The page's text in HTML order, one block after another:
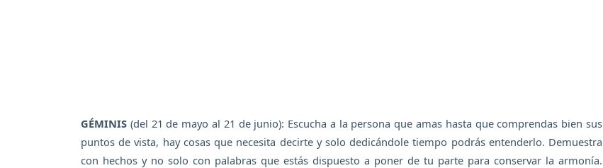
GÉMINIS (del 21 de mayo al 21 de junio): Escucha a la persona que amas hasta que comprendas bien sus
puntos de vista, hay cosas que necesita decirte y solo dedicándole tiempo podrás entenderlo. Demuestra
con hechos y no solo con palabras que estás dispuesto a poner de tu parte para conservar la armonía.